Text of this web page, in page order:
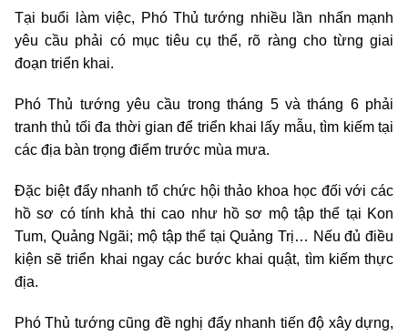
Tại buổi làm việc, Phó Thủ tướng nhiều lần nhấn mạnh
yêu cầu phải có mục tiêu cụ thể, rõ ràng cho từng giai
đoạn triển khai.
Phó Thủ tướng yêu cầu trong tháng 5 và tháng 6 phải
tranh thủ tối đa thời gian để triển khai lấy mẫu, tìm kiếm tại
các địa bàn trọng điểm trước mùa mưa.
Đặc biệt đẩy nhanh tổ chức hội thảo khoa học đối với các
hồ sơ có tính khả thi cao như hồ sơ mộ tập thể tại Kon
Tum, Quảng Ngãi; mộ tập thể tại Quảng Trị… Nếu đủ điều
kiện sẽ triển khai ngay các bước khai quật, tìm kiếm thực
địa.
Phó Thủ tướng cũng đề nghị đẩy nhanh tiến độ xây dựng,